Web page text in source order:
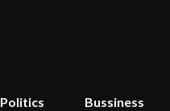
Politics Bussiness